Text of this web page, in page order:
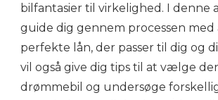
bilfantasier til virkelighed. I denne
guide dig gennem processen
perfekte lån, der passer til dig og
vil også give dig tips til at vælge
drømmebil og undersøge